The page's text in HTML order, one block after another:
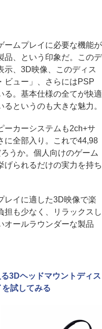
ムプレイに必要な機能が
品、という印象だ。このデ
示、3D映像、このディス
ビュー」、さらにはPSP
る。基本仕様の全てが快適
というのも大きな魅力。
カーシステムも2ch+サ
に全部入り。これで44,98
うか。個人向けのゲーム
げられるだけの実力を持ち
イに適した3D映像で楽
担も少なく、リラックスし
オールラウンダーな製品
3Dヘッドマウントディス
試してみる